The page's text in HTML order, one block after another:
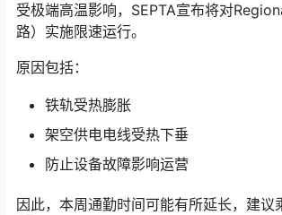
受极端高温影响，SEPTA宣布将对
路）实施限速运行。
原因包括：
铁轨受热膨胀
架空供电电线受热下垂
防止设备故障影响运营
因此，本周通勤时间可能有所延长，建议